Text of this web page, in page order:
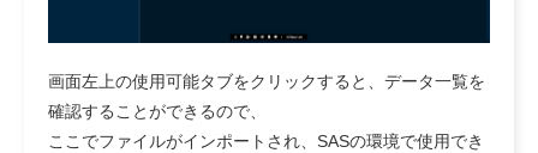
画面左上の使用可能タブをクリックすると、データ一覧を
確認することができるので、
ここでファイルがインポートされ、SASの環境で使用でき